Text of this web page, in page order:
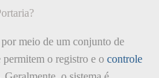
meio de um conjunto de
permitem o registro e o controle